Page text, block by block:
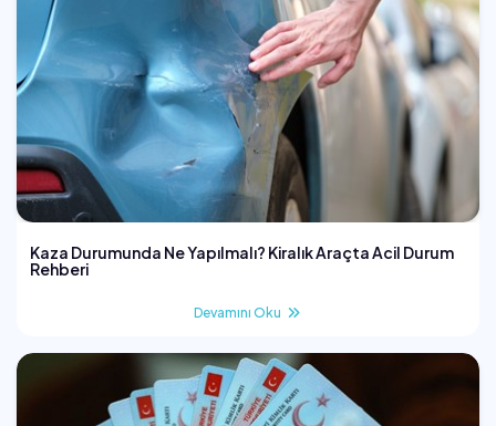
Kaza Durumunda Ne Yapılmalı? Kiralık Araçta Acil Durum
Rehberi
Devamını Oku